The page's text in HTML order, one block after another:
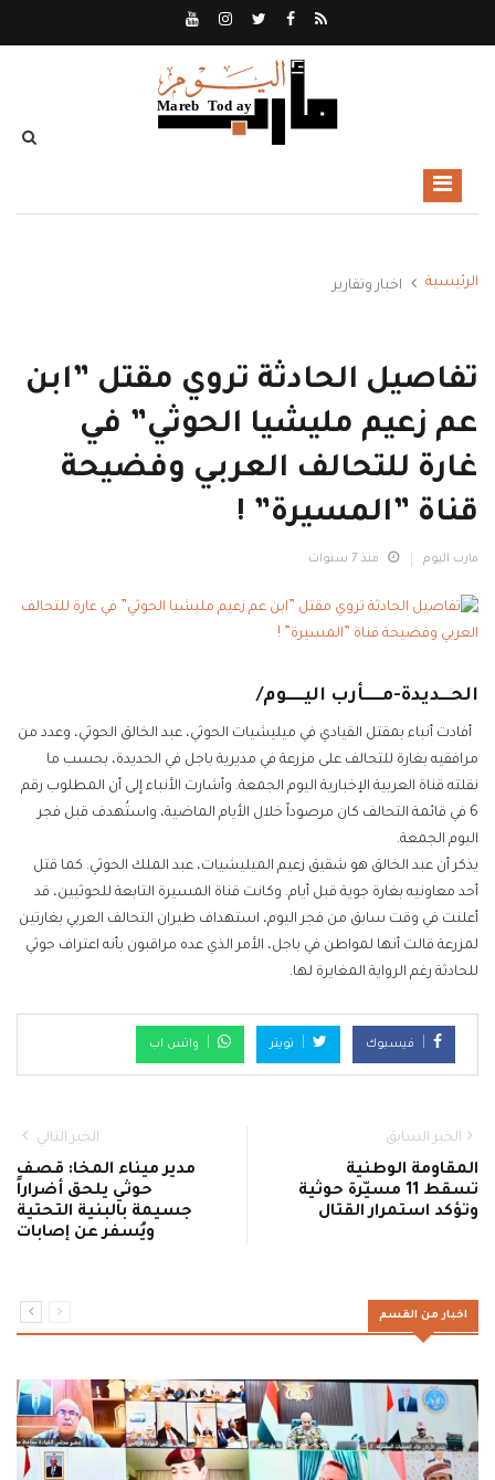
الرئيسية اخبار وتقارير
تفاصيل الحادثة تروي مقتل ”ابن
عم زعيم مليشيا الحوثي” في
غارة للتحالف العربي وفضيحة
قناة ”المسيرة” !
مارب اليوم منذ 7 سنوات
الحـــديدة-مـــــأرب اليـــــوم/
أفادت أنباء بمقتل القيادي في ميليشيات الحوثي، عبد الخالق الحوثي، وعدد من
مرافقيه بغارة للتحالف على مزرعة في مديرية باجل في الحديدة، بحسب ما
نقلته قناة العربية الإخبارية اليوم الجمعة. وأشارت الأنباء إلى أن المطلوب رقم
6 في قائمة التحالف كان مرصوداً خلال الأيام الماضية، واستُهدف قبل فجر
اليوم الجمعة.
يذكر أن عبد الخالق هو شقيق زعيم الميليشيات، عبد الملك الحوثي. كما قتل
أحد معاونيه بغارة جوية قبل أيام. وكانت قناة المسيرة التابعة للحوثيين، قد
أعلنت في وقت سابق من فجر اليوم، استهداف طيران التحالف العربي بغارتين
لمزرعة قالت أنها لمواطن في باجل، الأمر الذي عده مراقبون بأنه اعتراف حوثي
للحادثة رغم الرواية المغايرة لها.
فيسبوك تويتر واتس اب
الخبر السابق
المقاومة الوطنية
تسقط 11 مسيّرة حوثية
وتؤكد استمرار القتال
الخبر التالي
مدير ميناء المخا: قصف
حوثي يلحق أضراراً
جسيمة بالبنية التحتية
ويُسفر عن إصابات
اخبار من القسم